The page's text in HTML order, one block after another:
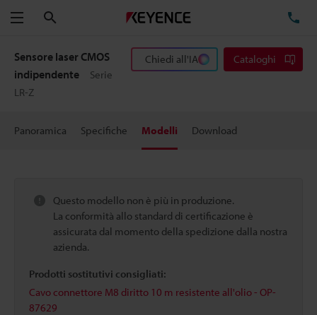
Menu
Sensore laser CMOS
indipendente
Serie
LR-Z
Chiedi all'IA Cataloghi
Panoramica Specifiche Modelli Download
Questo modello non è più in produzione.
La conformità allo standard di certificazione è
assicurata dal momento della spedizione dalla nostra
azienda.
Prodotti sostitutivi consigliati:
Cavo connettore M8 diritto 10 m resistente all'olio - OP-
87629